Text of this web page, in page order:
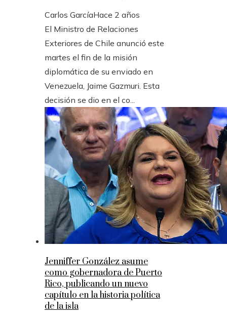
Carlos GarcíaHace 2 años
El Ministro de Relaciones
Exteriores de Chile anunció este
martes el fin de la misión
diplomática de su enviado en
Venezuela, Jaime Gazmuri. Esta
decisión se dio en el co...
Jenniffer González asume
como gobernadora de Puerto
Rico, publicando un nuevo
capítulo en la historia política
de la isla